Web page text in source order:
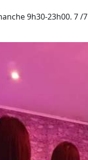
9h30-23h00. 7 /7